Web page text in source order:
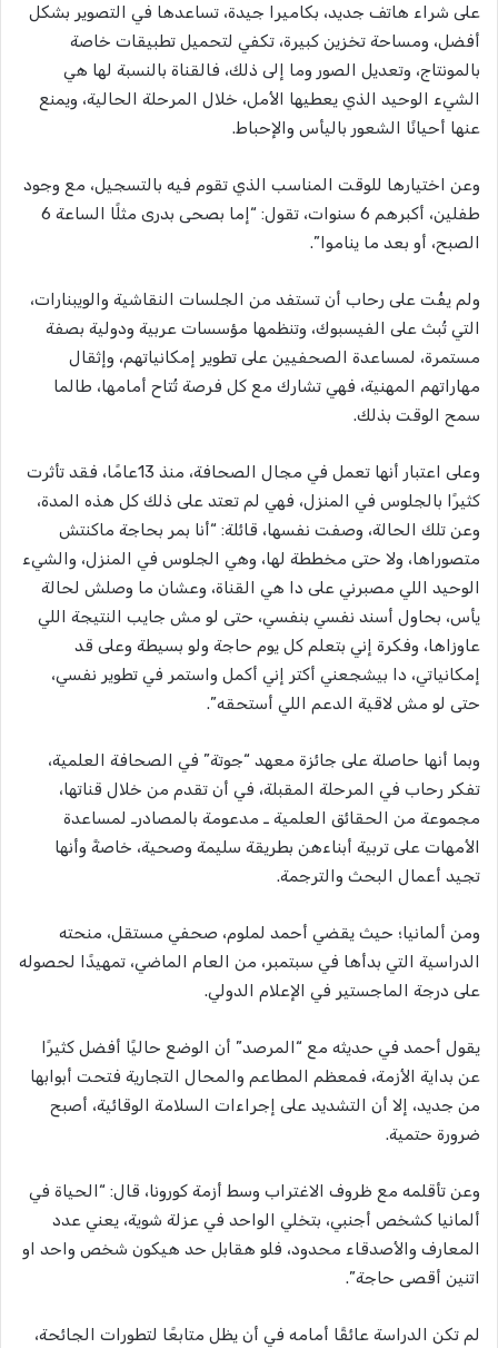
على شراء هاتف جديد، بكاميرا جيدة، تساعدها في التصوير بشكل
أفضل، ومساحة تخزين كبيرة، تكفي لتحميل تطبيقات خاصة
بالمونتاج، وتعديل الصور وما إلى ذلك، فالقناة بالنسبة لها هي
الشيء الوحيد الذي يعطيها الأمل، خلال المرحلة الحالية، ويمنع
عنها أحيانًا الشعور باليأس والإحباط.
وعن اختيارها للوقت المناسب الذي تقوم فيه بالتسجيل، مع وجود
طفلين، أكبرهم 6 سنوات، تقول: “إما بصحى بدرى مثلًا الساعة 6
الصبح، أو بعد ما يناموا”.
ولم يفُت على رحاب أن تستفد من الجلسات النقاشية والويبنارات،
التي تُبث على الفيسبوك، وتنظمها مؤسسات عربية ودولية بصفة
مستمرة، لمساعدة الصحفيين على تطوير إمكانياتهم، وإثقال
مهاراتهم المهنية، فهي تشارك مع كل فرصة تُتاح أمامها، طالما
سمح الوقت بذلك.
وعلى اعتبار أنها تعمل في مجال الصحافة، منذ 13عامًا، فقد تأثرت
كثيرًا بالجلوس في المنزل، فهي لم تعتد على ذلك كل هذه المدة،
وعن تلك الحالة، وصفت نفسها، قائلة: “أنا بمر بحاجة ماكنتش
متصوراها، ولا حتى مخططة لها، وهي الجلوس في المنزل، والشيء
الوحيد اللي مصبرني على دا هي القناة، وعشان ما وصلش لحالة
يأس، بحاول أسند نفسي بنفسي، حتى لو مش جايب النتيجة اللي
عاوزاها، وفكرة إني بتعلم كل يوم حاجة ولو بسيطة وعلى قد
إمكانياتي، دا بيشجعني أكتر إني أكمل واستمر في تطوير نفسي،
حتى لو مش لاقية الدعم اللي أستحقه”.
وبما أنها حاصلة على جائزة معهد “جوتة” في الصحافة العلمية،
تفكر رحاب في المرحلة المقبلة، في أن تقدم من خلال قناتها،
مجموعة من الحقائق العلمية ـ مدعومة بالمصادرـ لمساعدة
الأمهات على تربية أبناءهن بطريقة سليمة وصحية، خاصةً وأنها
تجيد أعمال البحث والترجمة.
ومن ألمانيا؛ حيث يقضي أحمد لملوم، صحفي مستقل، منحته
الدراسية التي بدأها في سبتمبر، من العام الماضي، تمهيدًا لحصوله
على درجة الماجستير في الإعلام الدولي.
يقول أحمد في حديثه مع “المرصد” أن الوضع حاليًا أفضل كثيرًا
عن بداية الأزمة، فمعظم المطاعم والمحال التجارية فتحت أبوابها
من جديد، إلا أن التشديد على إجراءات السلامة الوقائية، أصبح
ضرورة حتمية.
وعن تأقلمه مع ظروف الاغتراب وسط أزمة كورونا، قال: “الحياة في
ألمانيا كشخص أجنبي، بتخلي الواحد في عزلة شوية، يعني عدد
المعارف والأصدقاء محدود، فلو هقابل حد هيكون شخص واحد او
اتنين أقصى حاجة”.
لم تكن الدراسة عائقًا أمامه في أن يظل متابعًا لتطورات الجائحة،